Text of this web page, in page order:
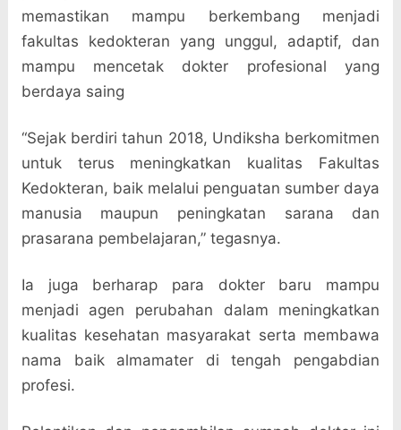
memastikan mampu berkembang menjadi
fakultas kedokteran yang unggul, adaptif, dan
mampu mencetak dokter profesional yang
berdaya saing
“Sejak berdiri tahun 2018, Undiksha berkomitmen
untuk terus meningkatkan kualitas Fakultas
Kedokteran, baik melalui penguatan sumber daya
manusia maupun peningkatan sarana dan
prasarana pembelajaran,” tegasnya.
Ia juga berharap para dokter baru mampu
menjadi agen perubahan dalam meningkatkan
kualitas kesehatan masyarakat serta membawa
nama baik almamater di tengah pengabdian
profesi.